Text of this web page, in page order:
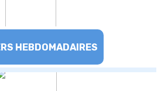
HEBDOMADAIRES